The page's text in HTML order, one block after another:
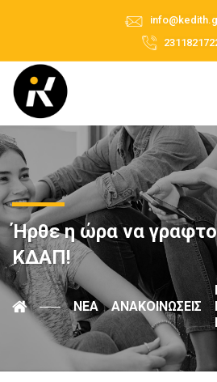
Ήρθε η ώρα να
ΚΔΑΠ!
ΝΈΑ ΑΝΑΚΟΙΝΏΣΕΙΣ